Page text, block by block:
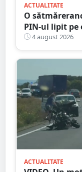
ACTUALITATE
O
PIN-ul lipit pe
bancomat
4 august 2026
ACTUALITATE